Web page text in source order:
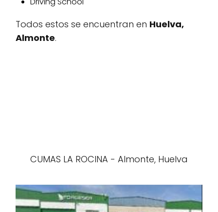
Todos estos se encuentran en Huelva,
Almonte.
CUMAS LA ROCINA - Almonte, Huelva